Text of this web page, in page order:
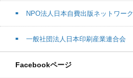
NPO法人日本自費出版ネットワーク
一般社団法人日本印刷産業連合会
Facebookページ